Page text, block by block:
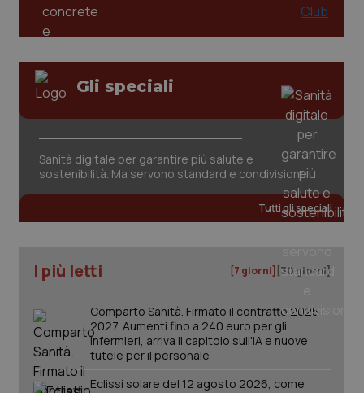
Gli speciali
Sanità digitale per garantire più salute e
sostenibilità. Ma servono standard e condivisione
Tutti gli speciali
I più letti [7 giorni] [30 giorni]
Comparto Sanità. Firmato il contratto 2025-
2027. Aumenti fino a 240 euro per gli
infermieri, arriva il capitolo sull'IA e nuove
tutele per il personale
Eclissi solare del 12 agosto 2026, come
PHPSESSID
PHP.net
www.quotidianosanita.it